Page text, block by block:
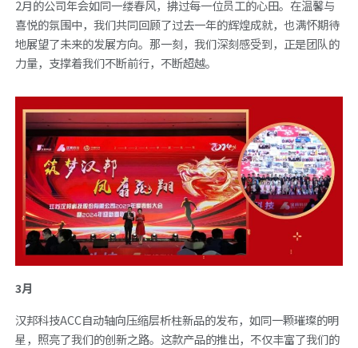
2月的公司年会如同一缕春风，拂过每一位员工的心田。在温馨与
喜悦的氛围中，我们共同回顾了过去一年的辉煌成就，也满怀期待
地展望了未来的发展方向。那一刻，我们深刻感受到，正是团队的
力量，支撑着我们不断前行，不断超越。
3月
汉邦科技ACC自动轴向压缩层析柱新品的发布，如同一颗璀璨的明
星，照亮了我们的创新之路。这款产品的推出，不仅丰富了我们的